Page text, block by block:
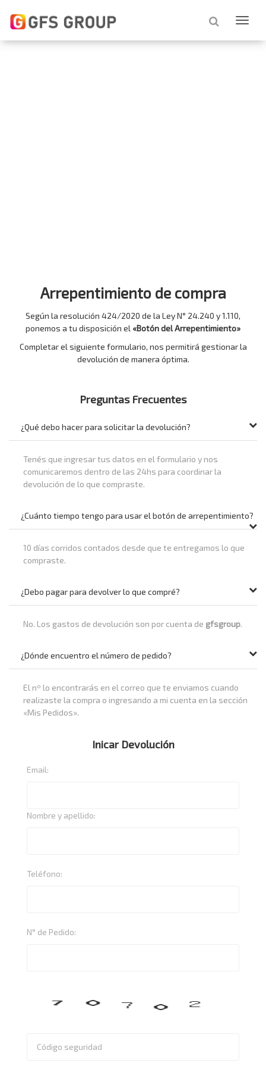
Arrepentimiento de compra
Según la resolución 424/2020 de la Ley N° 24.240 y 1.110,
ponemos a tu disposición el «Botón del Arrepentimiento»
Completar el siguiente formulario, nos permitirá gestionar la
devolución de manera óptima.
Preguntas Frecuentes
¿Qué debo hacer para solicitar la devolución?
Tenés que ingresar tus datos en el formulario y nos
comunicaremos dentro de las 24hs para coordinar la
devolución de lo que compraste.
¿Cuánto tiempo tengo para usar el botón de arrepentimiento?
10 días corridos contados desde que te entregamos lo que
compraste.
¿Debo pagar para devolver lo que compré?
No. Los gastos de devolución son por cuenta de gfsgroup.
¿Dónde encuentro el número de pedido?
El nº lo encontrarás en el correo que te enviamos cuando
realizaste la compra o ingresando a mi cuenta en la sección
«Mis Pedidos».
Inicar Devolución
Email:
Nombre y apellido:
Teléfono:
N° de Pedido: